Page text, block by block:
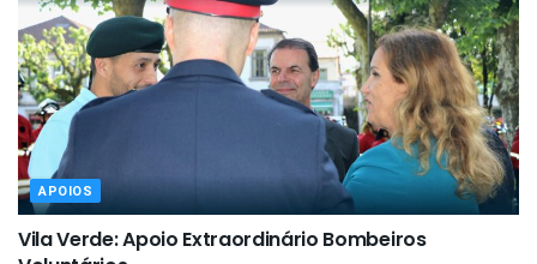
APOIOS
Vila Verde: Apoio Extraordinário Bombeiros